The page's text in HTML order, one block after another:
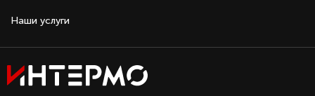
Наши услуги